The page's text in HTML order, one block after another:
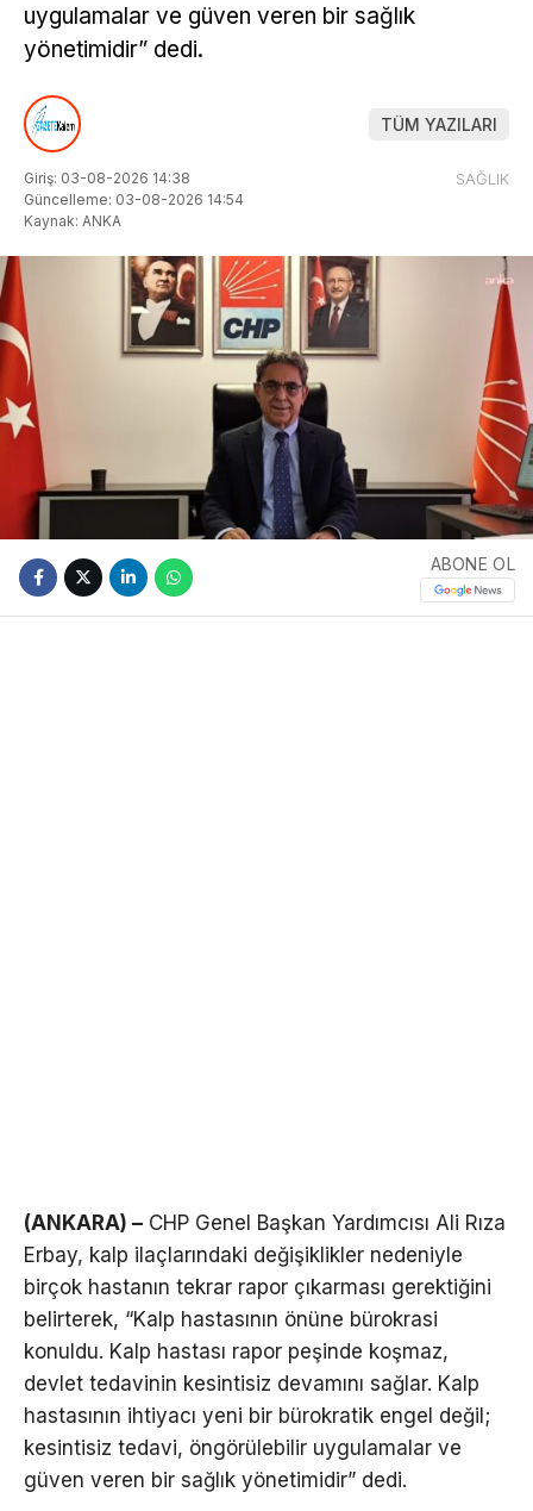
uygulamalar ve güven veren bir sağlık
yönetimidir” dedi.
TÜM YAZILARI
Giriş: 03-08-2026 14:38
Güncelleme: 03-08-2026 14:54
Kaynak: ANKA
SAĞLIK
ABONE OL
(ANKARA) – CHP Genel Başkan Yardımcısı Ali Rıza
Erbay, kalp ilaçlarındaki değişiklikler nedeniyle
birçok hastanın tekrar rapor çıkarması gerektiğini
belirterek, “Kalp hastasının önüne bürokrasi
konuldu. Kalp hastası rapor peşinde koşmaz,
devlet tedavinin kesintisiz devamını sağlar. Kalp
hastasının ihtiyacı yeni bir bürokratik engel değil;
kesintisiz tedavi, öngörülebilir uygulamalar ve
güven veren bir sağlık yönetimidir” dedi.